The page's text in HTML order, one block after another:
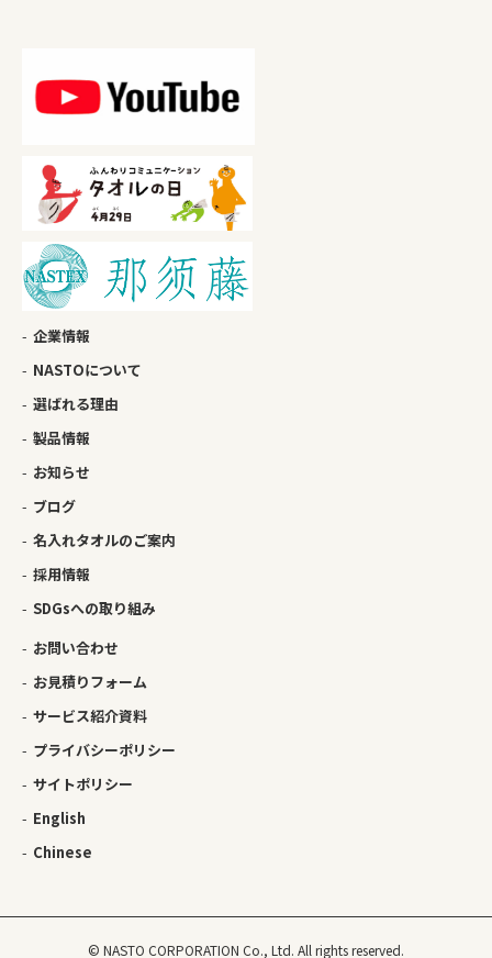
企業情報
NASTOについて
選ばれる理由
製品情報
お知らせ
ブログ
名入れタオルのご案内
採用情報
SDGsへの取り組み
お問い合わせ
お見積りフォーム
サービス紹介資料
プライバシーポリシー
サイトポリシー
English
Chinese
© NASTO CORPORATION Co., Ltd. All rights reserved.